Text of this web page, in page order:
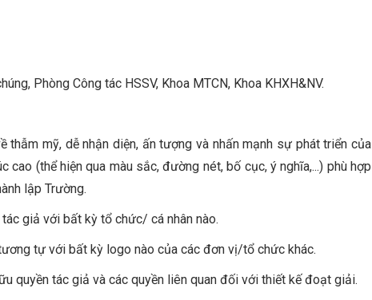
Phòng Công tác HSSV, Khoa MTCN, Khoa KHXH&NV.
mỹ, dễ nhận diện, ấn tượng và nhấn mạnh sự phát triển của
cao (thể hiện qua màu sắc, đường nét, bố cục, ý nghĩa,...) phù hợp
lập Trường.
giả với bất kỳ tổ chức/ cá nhân nào.
tự với bất kỳ logo nào của các đơn vị/tổ chức khác.
quyền tác giả và các quyền liên quan đối với thiết kế đoạt giải.